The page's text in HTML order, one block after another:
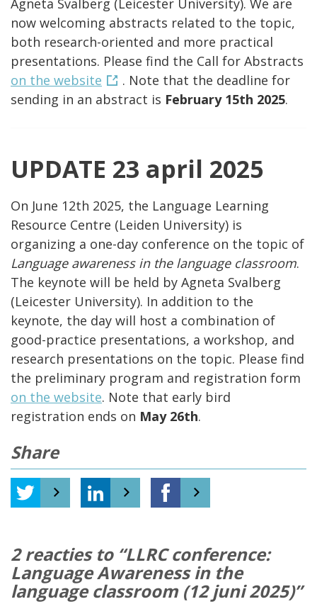
Agneta Svalberg (Leicester University). We are
now welcoming abstracts related to the topic,
both research-oriented and more practical
presentations. Please find the Call for Abstracts
on the website
. Note that the deadline for
sending in an abstract is February 15th 2025.
UPDATE 23 april 2025
On June 12th 2025, the Language Learning
Resource Centre (Leiden University) is
organizing a one-day conference on the topic of
Language awareness in the language classroom.
The keynote will be held by Agneta Svalberg
(Leicester University). In addition to the
keynote, the day will host a combination of
good-practice presentations, a workshop, and
research presentations on the topic. Please find
the preliminary program and registration form
on the website. Note that early bird
registration ends on May 26th.
Share
2reacties to “LLRC conference:
Language Awareness in the
language classroom (12 juni 2025)”